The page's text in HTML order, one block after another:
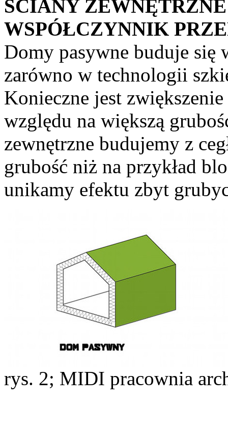
ŚCIANY
WSPÓŁCZYNNIK
Domy pasywne buduje
zarówno w technologii
Konieczne jest
względu na większą
zewnętrzne budujemy z
grubość niż na przykład
unikamy efektu zbyt
rys. 2; MIDI pracownia